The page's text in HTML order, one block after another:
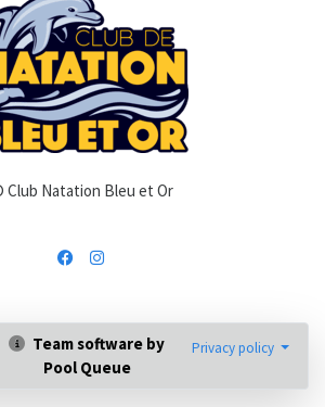
Club Natation Bleu et Or
Team software by
Pool Queue
Privacy policy